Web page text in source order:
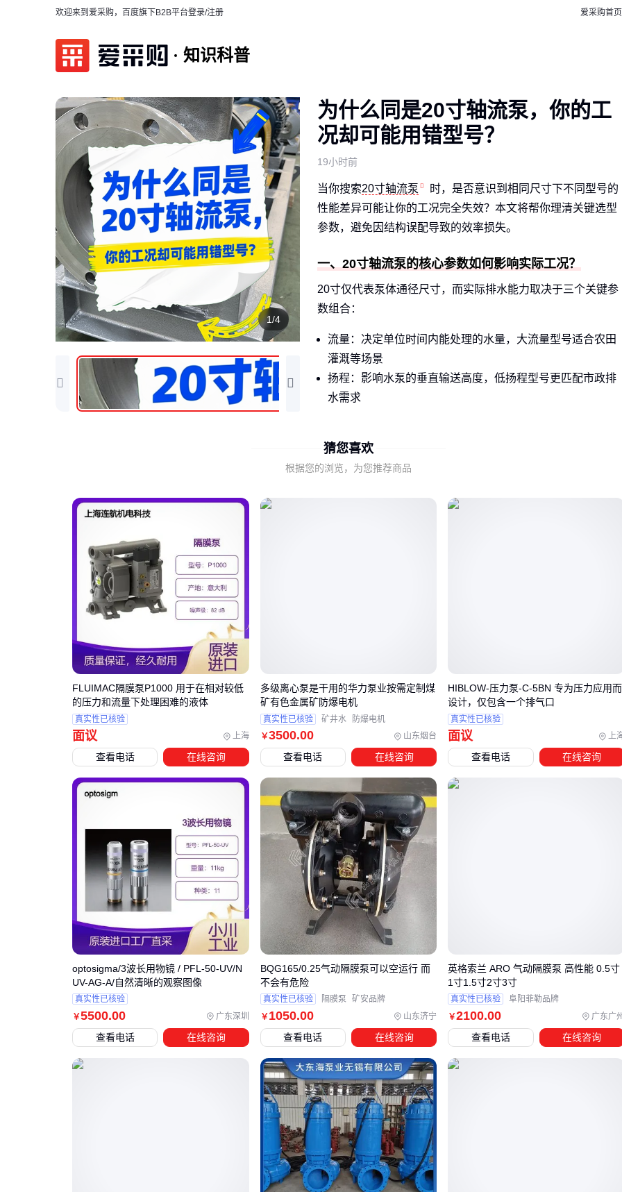
欢迎来到爱采购，百度旗下B2B平台登录/注册 爱采购首页
知识科普
1/4
为什么同是20寸轴流泵，你的工
况却可能用错型号？
19小时前
当你搜索20寸轴流泵
时，是否意识到相同尺寸下不同型号的
性能差异可能让你的工况完全失效？本文将帮你理清关键选型
参数，避免因结构误配导致的效率损失。
一、20寸轴流泵的核心参数如何影响实际工况？
20寸仅代表泵体通径尺寸，而实际排水能力取决于三个关键参
数组合：
流量：决定单位时间内能处理的水量，大流量型号适合农田
灌溉等场景
扬程：影响水泵的垂直输送高度，低扬程型号更匹配市政排
水需求
这些参数的匹配度直接决定水泵能否在您的工况下持续稳定运
期和配件更换难度。
三、如何根据实际工况匹配20寸轴流泵的细分型号？
选择20寸轴流泵时，仅关注口径尺寸远远不够。不同结构的型
号在流量、扬程和安装方式上的差异，会直接影响实际工况下
的性能表现。以下是三种典型场景的选型逻辑：
低扬程排水：如农田排涝或市政雨水排放，需优先考虑半开
式叶轮设计的低扬程轴流泵
排浅积水
大流量灌溉：需要稳定输水的河道取水或农田灌溉，可选择
潜水式结构，其封闭式叶轮能减少紊流损失，适合长时间连
续作业
应急防汛：临时性防洪排涝场景下，雪橇式安装的轴流泵便
于快速部署，斜拉式设计还能适应水位波动较大的环境
低扬程轴流泵的特殊价值在于其优化的叶轮设计。敞开式叶轮
结构降低了水流阻力，配合推力轴承配置，能在5米以下扬程
间保持较高效率。这类泵体通常采用变频调速控制，便于根据
景。
当主泵选型确定后，还需评估配套系统的兼容性。例如低扬程
泵的进出水管道口径需与350mm泵体匹配，而防汛用雪橇式泵
则需要预留移动式支架的安装空间。这些细节往往被忽视，却
可能成为后期运行效率的瓶颈。
最终决策时，建议先用工况参数反向验证型号匹配度：先明确
猜您喜欢
根据您的浏览，为您推荐商品
面议 上海
FLUIMAC隔膜泵P1000 用于在相对较低
的压力和流量下处理困难的液体
真实性已核验
查看电话 在线咨询
￥3500.00 山东烟台
多级离心泵是干用的华力泵业按需定制煤
矿有色金属矿防爆电机
真实性已核验 矿井水 防爆电机
查看电话 在线咨询
面议 上
HIBLOW-压力泵-C-5BN 专为压力应用而
设计，仅包含一个排气口
真实性已核验
查看电话 在线咨询
￥5500.00 广东深圳
optosigma/3波长用物镜 / PFL-50-UV/N
UV-AG-A/自然清晰的观察图像
真实性已核验
查看电话 在线咨询
￥ 1050.00 山东济宁
BQG165/0.25气动隔膜泵可以空运行 而
不会有危险
真实性已核验 隔膜泵 矿安品牌
查看电话 在线咨询
￥2100.00 广东广
英格索兰 ARO 气动隔膜泵 高性能 0.5寸
1寸1.5寸2寸3寸
真实性已核验 阜阳菲勒品牌
查看电话 在线咨询